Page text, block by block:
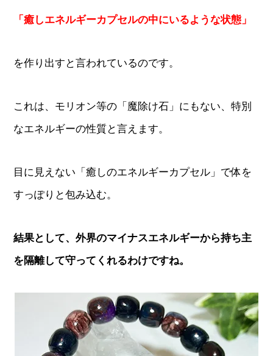
「癒しエネルギーカプセルの中にいるような状態」
を作り出すと言われているのです。
これは、モリオン等の「魔除け石」にもない、特別
なエネルギーの性質と言えます。
目に見えない「癒しのエネルギーカプセル」で体を
すっぽりと包み込む。
結果として、外界のマイナスエネルギーから持ち主
を隔離して守ってくれるわけですね。